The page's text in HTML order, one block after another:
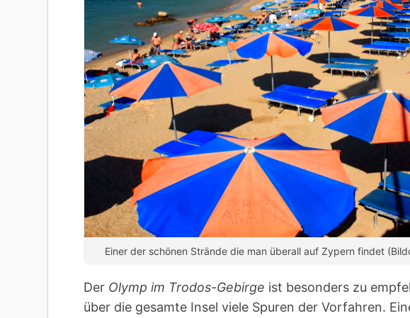
Einer der schönen Strände die man überall auf Zypern findet
Der Olymp im Trodos-Gebirge ist besonders zu
über die gesamte Insel viele Spuren der Vorfahren.